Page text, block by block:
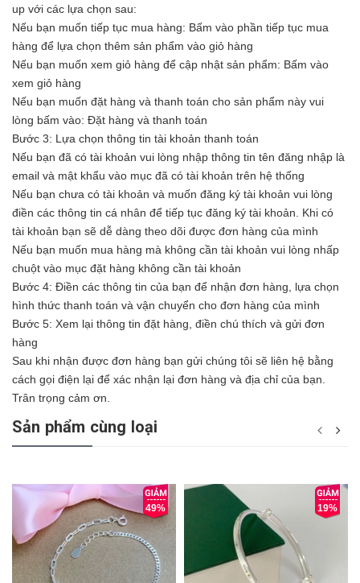
up với các lựa chọn sau:
Nếu bạn muốn tiếp tục mua hàng: Bấm vào phần tiếp tục mua
hàng để lựa chọn thêm sản phẩm vào giỏ hàng
Nếu bạn muốn xem giỏ hàng để cập nhật sản phẩm: Bấm vào
xem giỏ hàng
Nếu bạn muốn đặt hàng và thanh toán cho sản phẩm này vui
lòng bấm vào: Đặt hàng và thanh toán
Bước 3: Lựa chọn thông tin tài khoản thanh toán
Nếu bạn đã có tài khoản vui lòng nhập thông tin tên đăng nhập là
email và mật khẩu vào mục đã có tài khoản trên hệ thống
Nếu bạn chưa có tài khoản và muốn đăng ký tài khoản vui lòng
điền các thông tin cá nhân để tiếp tục đăng ký tài khoản. Khi có
tài khoản bạn sẽ dễ dàng theo dõi được đơn hàng của mình
Nếu bạn muốn mua hàng mà không cần tài khoản vui lòng nhấp
chuột vào mục đặt hàng không cần tài khoản
Bước 4: Điền các thông tin của bạn để nhận đơn hàng, lựa chọn
hình thức thanh toán và vận chuyển cho đơn hàng của mình
Bước 5: Xem lại thông tin đặt hàng, điền chú thích và gửi đơn
hàng
Sau khi nhận được đơn hàng bạn gửi chúng tôi sẽ liên hệ bằng
cách gọi điện lại để xác nhận lại đơn hàng và địa chỉ của bạn.
Trân trọng cảm ơn.
Sản phẩm cùng loại
49% 19%